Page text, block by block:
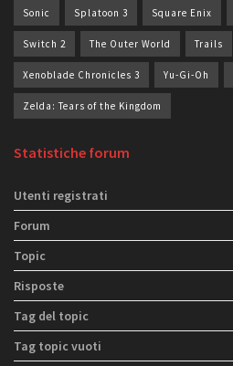
Sonic Splatoon 3 Square Enix
Switch 2 The Outer World Trails
Xenoblade Chronicles 3 Yu-Gi-Oh
Zelda: Tears of the Kingdom
Statistiche forum
Utenti registrati
Forum
Topic
Risposte
Tag del topic
Tag topic vuoti